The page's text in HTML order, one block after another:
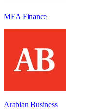
MEA Finance
Arabian Business